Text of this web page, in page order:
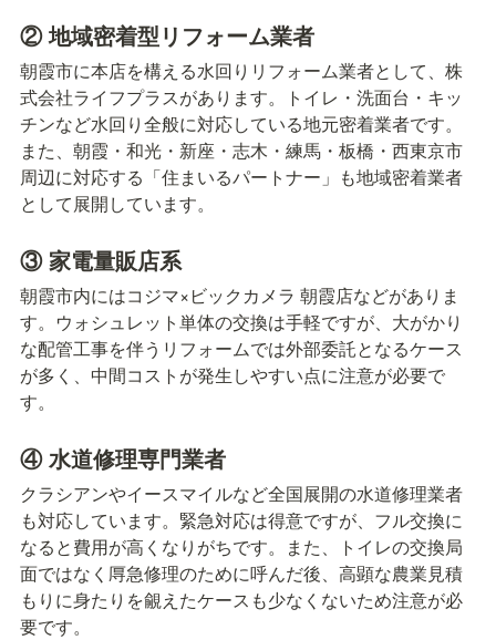
② 地域密着型リフォーム業者
朝霞市に本店を構える水回りリフォーム業者として、株
式会社ライフプラスがあります。トイレ・洗面台・キッ
チンなど水回り全般に対応している地元密着業者です。
また、朝霞・和光・新座・志木・練馬・板橋・西東京市
周辺に対応する「住まいるパートナー」も地域密着業者
として展開しています。
③ 家電量販店系
朝霞市内にはコジマ×ビックカメラ 朝霞店などがありま
す。ウォシュレット単体の交換は手軽ですが、大がかり
な配管工事を伴うリフォームでは外部委託となるケース
が多く、中間コストが発生しやすい点に注意が必要で
す。
④ 水道修理専門業者
クラシアンやイースマイルなど全国展開の水道修理業者
も対応しています。緊急対応は得意ですが、フル交換に
なると費用が高くなりがちです。また、トイレの交換局
面ではなく㕌急修理のために呼んだ後、高顕な農業見積
もりに身たりを覦えたケースも少なくないため注意が必
要です。